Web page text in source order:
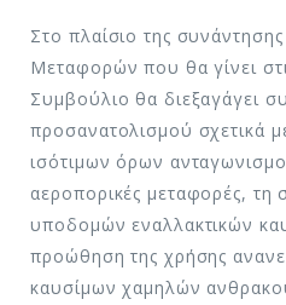
Στο πλαίσιο της
Μεταφορών που θα γίνει
Συμβούλιο θα διεξαγάγει
προσανατολισμού σχετικά
ισότιμων όρων
αεροπορικές μεταφορές, τη
υποδομών εναλλακτικών
προώθηση της χρήσης
καυσίμων χαμηλών